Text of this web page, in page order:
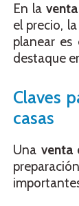
En la
el precio,
planear es
destaque
Claves
casas
Una venta